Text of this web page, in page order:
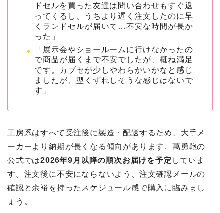
ドセルを買った友達は問い合わせもすぐ返
ってくるし、うちより遅く注文したのに早
くランドセルが届いて…不安な時間が長か
った」
「展示会やショールームに行けなかったの
で商品が届くまで不安でしたが、概ね満足
です。カブセが少しやわらかいかなと感じ
ましたが、型くずれしそうな感じはないで
す」
工房系はすべて受注後に製造・配送するため、大手メ
ーカーより納期が長くなる傾向があります。萬勇鞄の
公式では2026年9月以降の順次お届けを予定 していま
す。注文後に不安にならないよう、注文確認メールの
確認と余裕を持ったスケジュール感で購入に臨みまし
ょう。